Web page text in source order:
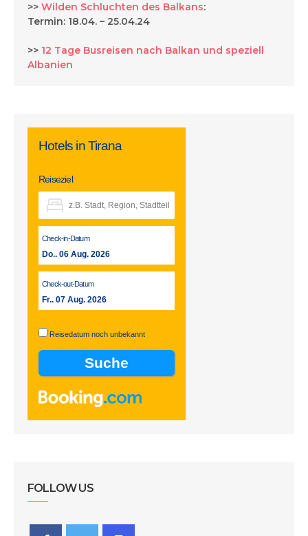
>> Wilden Schluchten des Balkans:
Termin: 18.04. – 25.04.24
>> 12 Tage Busreisen nach Balkan und speziell
Albanien
Hotels in Tirana
Reiseziel
Check-in-Datum
Do.. 06 Aug. 2026
Check-out-Datum
Fr.. 07 Aug. 2026
Reisedatum noch unbekannt
FOLLOW US